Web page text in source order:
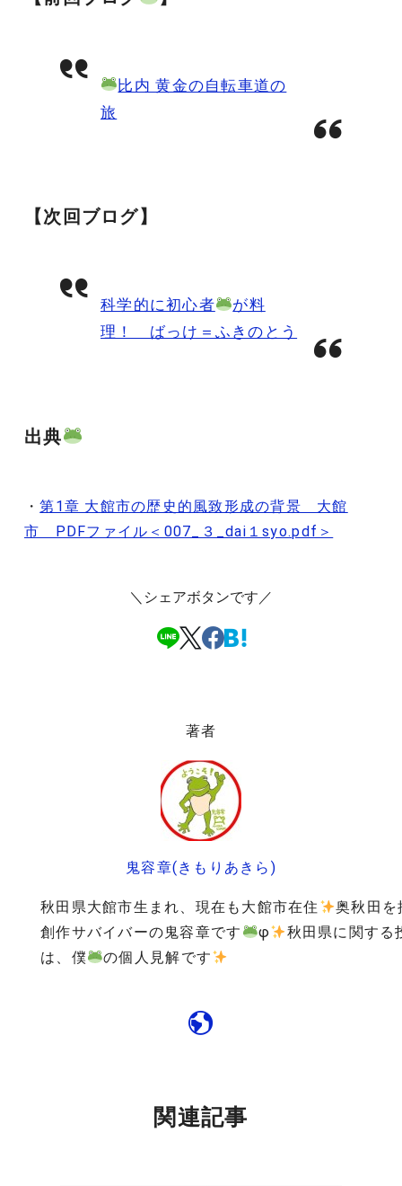
比内 黄金の自転車道の
旅
【次回ブログ】
科学的に初心者
が料
理！ ばっけ＝ふきのとう
出典
・第1章 大館市の歴史的風致形成の背景 大館
市 PDFファイル＜007_３_dai１syo.pdf＞
＼シェアボタンです／
著者
鬼容章(きもりあきら)
秋田県大館市生まれ、現在も大館市在住
奥秋田を
創作サバイバーの鬼容章です
φ
秋田県に関する
は、僕
の個人見解です
関連記事